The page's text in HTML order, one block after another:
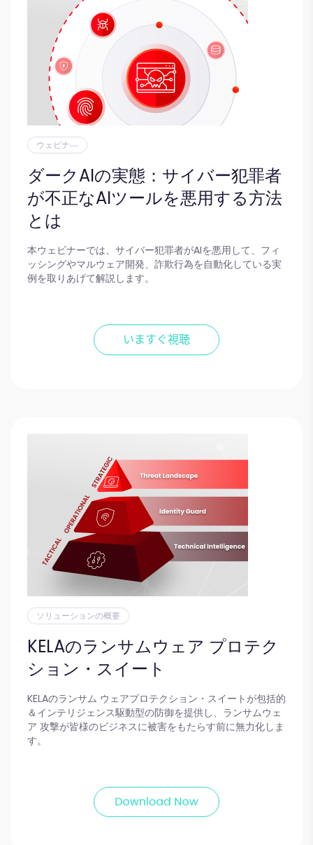
ウェビナ―
ダークAIの実態：サイバー犯罪者
が不正なAIツールを悪用する方法
とは
本ウェビナーでは、サイバー犯罪者がAIを悪用して、フィ
ッシングやマルウェア開発、詐欺行為を自動化している実
例を取りあげて解説します。
ソリューションの概要
KELAのランサムウェア プロテク
ション・スイート
KELAのランサム ウェアプロテクション・スイートが包括的
＆インテリジェンス駆動型の防御を提供し、ランサムウェ
ア 攻撃が皆様のビジネスに被害をもたらす前に無力化しま
す。